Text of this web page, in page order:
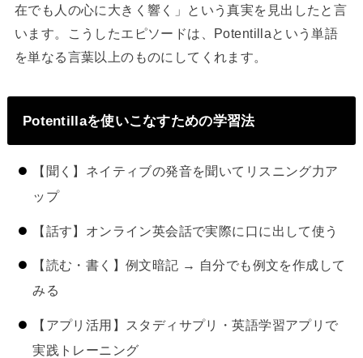
在でも人の心に大きく響く」という真実を見出したと言
います。こうしたエピソードは、Potentillaという単語
を単なる言葉以上のものにしてくれます。
Potentillaを使いこなすための学習法
【聞く】ネイティブの発音を聞いてリスニング力ア
ップ
【話す】オンライン英会話で実際に口に出して使う
【読む・書く】例文暗記 → 自分でも例文を作成して
みる
【アプリ活用】スタディサプリ・英語学習アプリで
実践トレーニング